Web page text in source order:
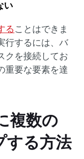
い
ることはできま
行するには、バ
クを接続してお
重要な要素を達
複数の
する方法